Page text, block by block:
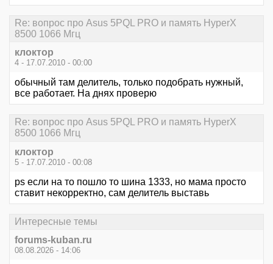
Re: вопрос про Asus 5PQL PRO и память HyperX
8500 1066 Мгц
клоктор
4 - 17.07.2010 - 00:00
обычный там делитель, только подобрать нужный,
все работает. На днях проверю
Re: вопрос про Asus 5PQL PRO и память HyperX
8500 1066 Мгц
клоктор
5 - 17.07.2010 - 00:08
ps если на то пошло то шина 1333, но мама просто
ставит некорректно, сам делитель выставь
Интересные темы
forums-kuban.ru
08.08.2026 - 14:06